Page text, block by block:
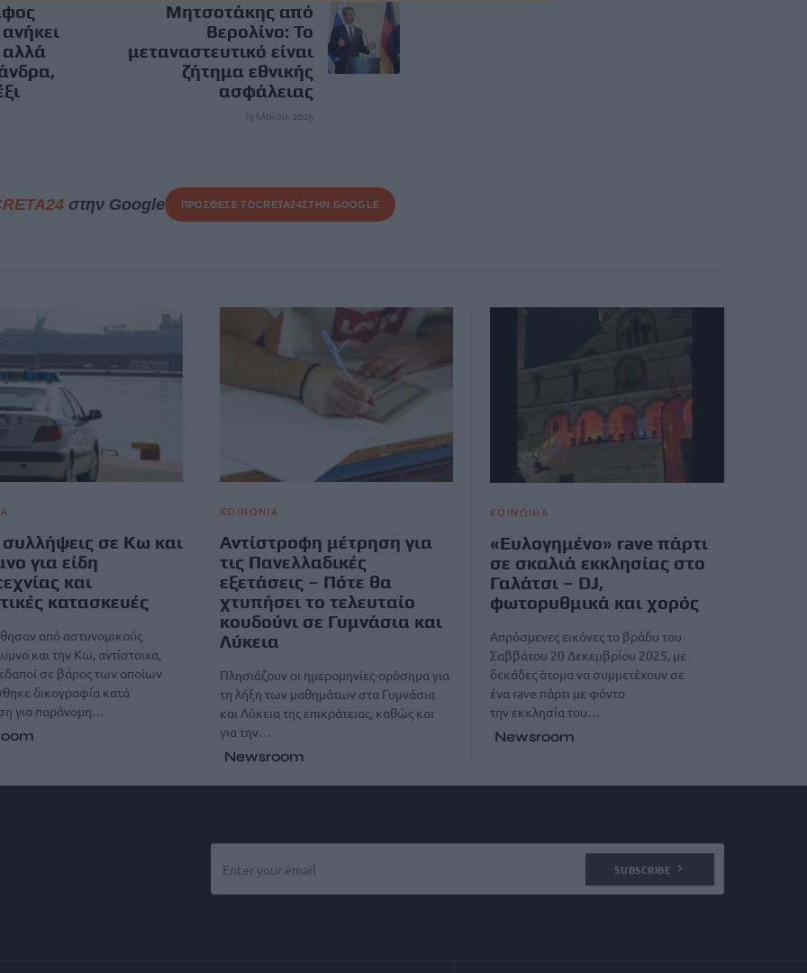
αλλά
Μητσοτάκης από
Βερολίνο: Το
μεταναστευτικό είναι
ζήτημα εθνικής
ασφάλειας
13 Μαΐου, 2025
στην Google ΠΡΟΣΘΕΣΕ ΤΟCRETA24ΣΤΗΝ GOOGLE
συλλήψεις σε Κω και
για είδη
και
κατασκευές
από αστυνομικούς
και την Κω, αντίστοιχα,
σε βάρος των οποίων
δικογραφία κατά
για παράνομη…
ΚΟΙΝΩΝΙΑ
Αντίστροφη μέτρηση για
τις Πανελλαδικές
εξετάσεις – Πότε θα
χτυπήσει το τελευταίο
κουδούνι σε Γυμνάσια και
Λύκεια
Πλησιάζουν οι ημερομηνίες-ορόσημα για
τη λήξη των μαθημάτων στα Γυμνάσια
και Λύκεια της επικράτειας, καθώς και
για την…
Newsroom
ΚΟΙΝΩΝΙΑ
«Ευλογημένο» rave πάρτι
σε σκαλιά εκκλησίας στο
Γαλάτσι – DJ,
φωτορυθμικά και χορός
Απρόσμενες εικόνες το βράδυ του
Σαββάτου 20 Δεκεμβρίου 2025, με
δεκάδες άτομα να συμμετέχουν σε
ένα rave πάρτι με φόντο
την εκκλησία του…
Newsroom
SUBSCRIBE